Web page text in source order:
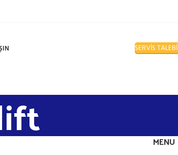
SERVİS TALEBİ
MENU